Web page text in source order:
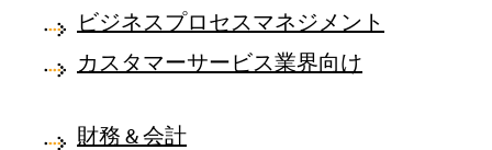
ビジネスプロセスマネジメント
カスタマーサービス業界向け
財務 & 会計